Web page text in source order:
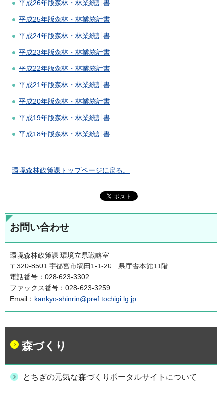
平成26年版森林・林業統計書
平成25年版森林・林業統計書
平成24年版森林・林業統計書
平成23年版森林・林業統計書
平成22年版森林・林業統計書
平成21年版森林・林業統計書
平成20年版森林・林業統計書
平成19年版森林・林業統計書
平成18年版森林・林業統計書
環境森林政策課トップページに戻る。
お問い合わせ
環境森林政策課 環境立県戦略室
〒320-8501 宇都宮市塙田1-1-20 県庁舎本館11階
電話番号：028-623-3302
ファックス番号：028-623-3259
Email： kankyo-shinrin@pref.tochigi.lg.jp
森づくり
とちぎの元気な森づくりポータルサイトについて